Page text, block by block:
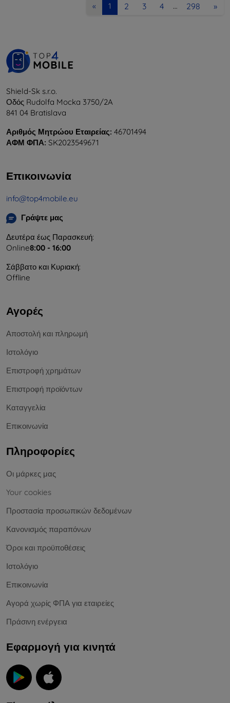
« 1 2 3 4 … 298 »
Shield-Sk s.r.o.
Οδός Rudolfa Mocka 3750/2A
841 04 Bratislava
Αριθμός Μητρώου Εταιρείας: 46701494
ΑΦΜ ΦΠΑ: SK2023549671
Επικοινωνία
info@top4mobile.eu
Γράψτε μας
Δευτέρα έως Παρασκευή:
Online8:00 - 16:00
Σάββατο και Κυριακή:
Offline
Αγορές
Αποστολή και πληρωμή
Ιστολόγιο
Επιστροφή χρημάτων
Επιστροφή προϊόντων
Καταγγελία
Επικοινωνία
Πληροφορίες
Οι μάρκες μας
Your cookies
Προστασία προσωπικών δεδομένων
Κανονισμός παραπόνων
Όροι και προϋποθέσεις
Ιστολόγιο
Επικοινωνία
Αγορά χωρίς ΦΠΑ για εταιρείες
Πράσινη ενέργεια
Εφαρμογή για κινητά